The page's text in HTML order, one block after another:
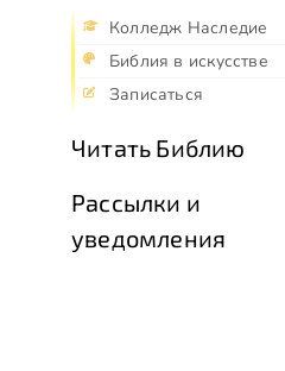
Колледж Наследие
Библия в искусстве
Записаться
Читать Библию
Рассылки и
уведомления